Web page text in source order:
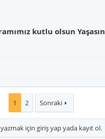
kutlu olsun Yaşasın
1 2 Sonraki
için giriş yap yada kayıt ol.